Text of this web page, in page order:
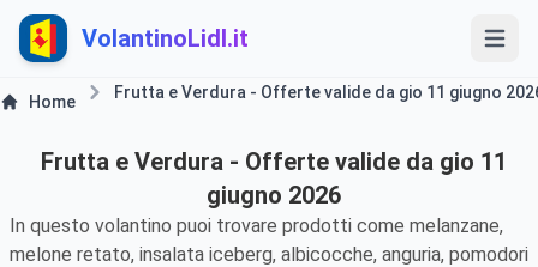
VolantinoLidl.it
Home Frutta e Verdura - Offerte valide da gio 11 giugno
Frutta e Verdura - Offerte valide da gio 11
giugno 2026
In questo volantino puoi trovare prodotti come melanzane,
melone retato, insalata iceberg, albicocche, anguria, pomodori